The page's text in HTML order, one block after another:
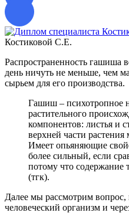
Костиковой С.Е.
Распространенность гашиша
день ничуть не меньше, чем
сырьем для его производства.
Гашиш – психотропное
растительного
компонентов: листья и
верхней части растения
Имеет опьяняющие
более сильный, если
потому что содержание
(тгк).
Далее мы рассмотрим вопрос,
человеческий организм и